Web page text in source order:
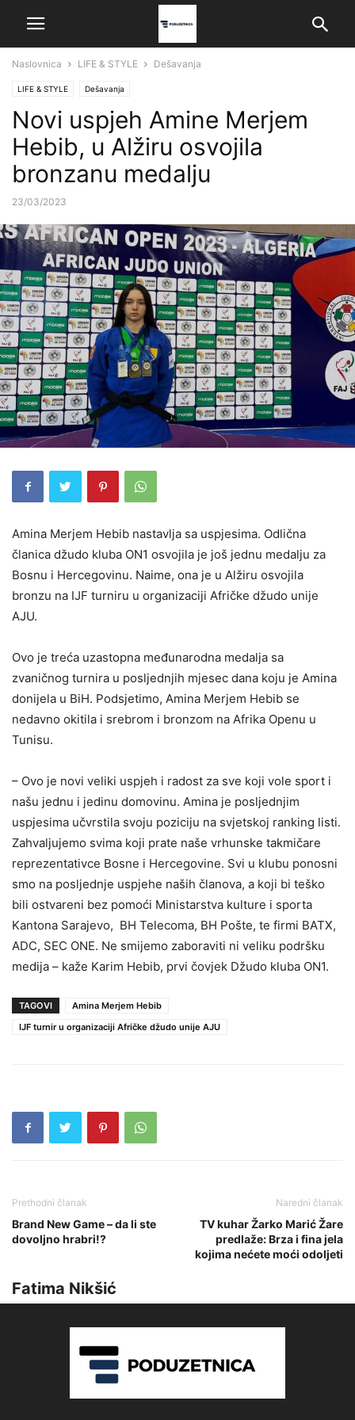
Naslovnica LIFE & STYLE Dešavanja
LIFE & STYLE Dešavanja
Novi uspjeh Amine Merjem
Hebib, u Alžiru osvojila
bronzanu medalju
23/03/2023
Amina Merjem Hebib nastavlja sa uspjesima. Odlična
članica džudo kluba ON1 osvojila je još jednu medalju za
Bosnu i Hercegovinu. Naime, ona je u Alžiru osvojila
bronzu na IJF turniru u organizaciji Afričke džudo unije
AJU.
Ovo je treća uzastopna međunarodna medalja sa
zvaničnog turnira u posljednjih mjesec dana koju je Amina
donijela u BiH. Podsjetimo, Amina Merjem Hebib se
nedavno okitila i srebrom i bronzom na Afrika Openu u
Tunisu.
– Ovo je novi veliki uspjeh i radost za sve koji vole sport i
našu jednu i jedinu domovinu. Amina je posljednjim
uspjesima učvrstila svoju poziciju na svjetskoj ranking listi.
Zahvaljujemo svima koji prate naše vrhunske takmičare
reprezentativce Bosne i Hercegovine. Svi u klubu ponosni
smo na posljednje uspjehe naših članova, a koji bi teško
bili ostvareni bez pomoći Ministarstva kulture i sporta
Kantona Sarajevo, BH Telecoma, BH Pošte, te firmi BATX,
ADC, SEC ONE. Ne smijemo zaboraviti ni veliku podršku
medija – kaže Karim Hebib, prvi čovjek Džudo kluba ON1.
TAGOVI
Amina Merjem Hebib
IJF turnir u organizaciji Afričke džudo unije AJU
Prethodni članak
Brand New Game – da li ste
dovoljno hrabri!?
Naredni članak
TV kuhar Žarko Marić Žare
predlaže: Brza i fina jela
kojima nećete moći odoljeti
Fatima Nikšić